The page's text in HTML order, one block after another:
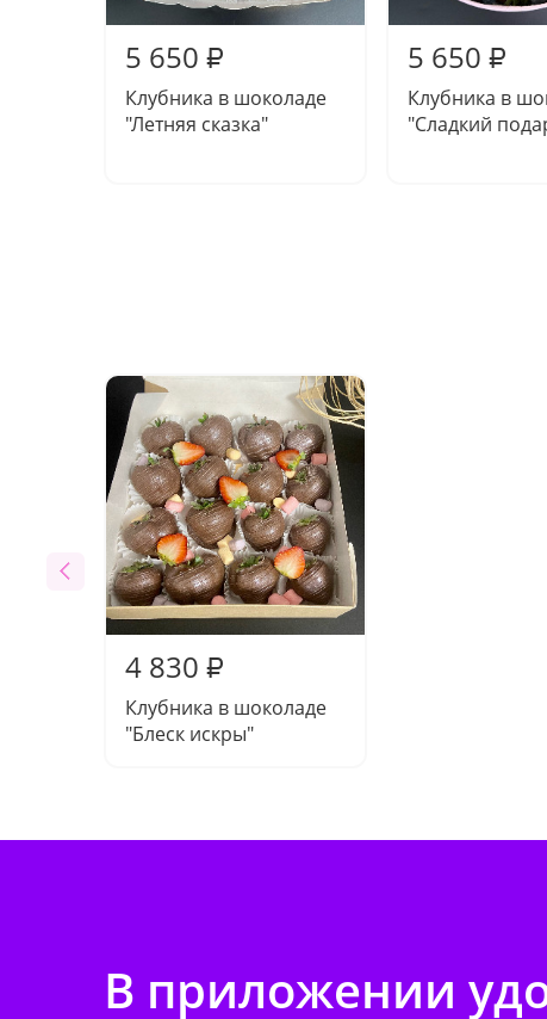
5 650 ₽
Клубника в шоколаде
"Летняя сказка"
5 650 ₽
Клубника в
"Сладкий
4 830 ₽
Клубника в шоколаде
"Блеск искры"
В приложении